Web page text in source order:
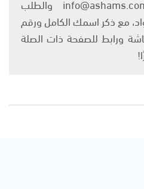
مع ذكر اسمك الكامل ورقم
ورابط للصفحة ذات الصلة